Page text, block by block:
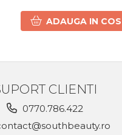
ADAUGA IN COS
CLIENTI
0770.786.422